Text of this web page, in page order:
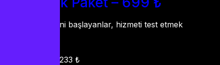
Yeni başlayanlar, hizmeti test etmek
233 ₺